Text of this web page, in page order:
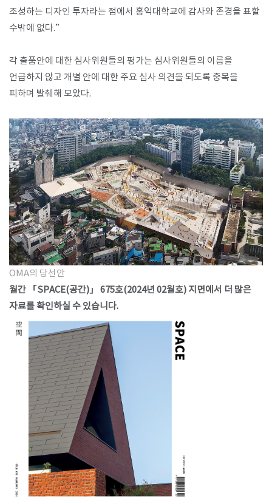
조성하는 디자인 투자라는 점에서 홍익대학교에 감사와 존경을 표할
수밖에 없다.”
각 출품안에 대한 심사위원들의 평가는 심사위원들의 이름을
언급하지 않고 개별 안에 대한 주요 심사 의견을 되도록 중복을
피하며 발췌해 모았다.​
OMA의 당선안
월간 「SPACE(공간)」 675호(2024년 02월호) 지면에서 더 많은
자료를 확인하실 수 있습니다.